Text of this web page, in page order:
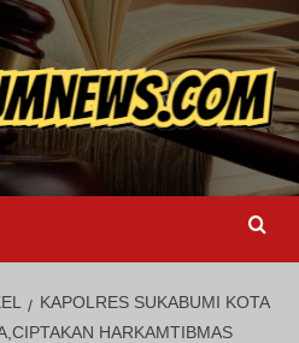
KAPOLRES SUKABUMI KOTA
HARKAMTIBMAS